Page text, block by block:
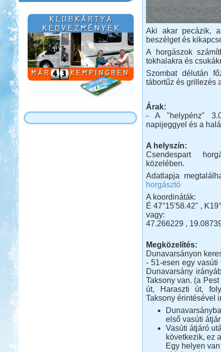
Aki akar pecázik,
beszélget és
A horgászok
tokhalakra és
Szombat délután
tábortűz és grillezés
Árak:
- A "helypénz"
napijeggyel és a
A helyszín:
Csendespart
közelében.
Adatlapja
horgásztó
A koordináták:
É 47°15'58.42" ,
vagy:
47.266229 ,
Megközelítés:
Dunavarsányon
- 51-esen egy
Dunavarsány
Taksony van. (a
út, Haraszti út,
Taksony érintésével
első vasúti
Vasúti átjáró
következik, ez
Egy helyen